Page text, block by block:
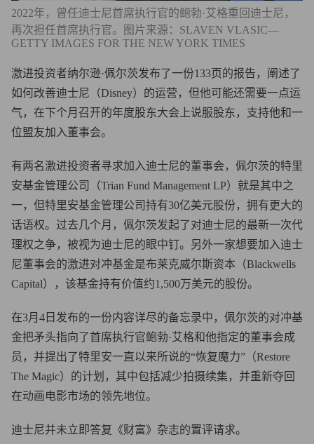
2022年，曾任迪士尼首席执行官的鲍勃·艾格重回迪士尼，
再次担任首席执行官。图片来源：SLAVEN VLASIC—
GETTY IMAGES FOR THE NEW YORK TIMES
激进投资者纳尔逊·佩尔茨发布了一份133页的报告，阐述了
如何改善迪士尼（Disney）的运营，但他可能还需要一点运
气，在下个月召开的年度股东大会上说服股东，支持他和一
位盟友加入董事会。
有两名激进投资者寻求加入迪士尼的董事会，佩尔茨的特里
安基金管理公司（Trian Fund Management LP）就是其中之
一，但特里安基金管理公司持有30亿美元股份，拥有更大的
话语权。过去几个月，佩尔茨发起了对迪士尼的最新一次代
理权之争，被视为迪士尼的眼中钉。另外一家想要加入迪士
尼董事会的激进对冲基金是布莱克威尔斯资本（Blackwells
Capital），该基金持有价值约1,500万美元的股份。
在3月4日发布的一份内容详尽的备忘录中，佩尔茨的对冲基
金把矛头指向了首席执行官鲍勃·艾格和他指定的董事会成
员，并提出了特里安一直以来所说的“恢复魔力”（Restore
The Magic）的计划，其中包括减少拍摄续集，并重新夺回
在动画电影市场的领先地位。
迪士尼并未立即答复《财富》杂志的置评请求。